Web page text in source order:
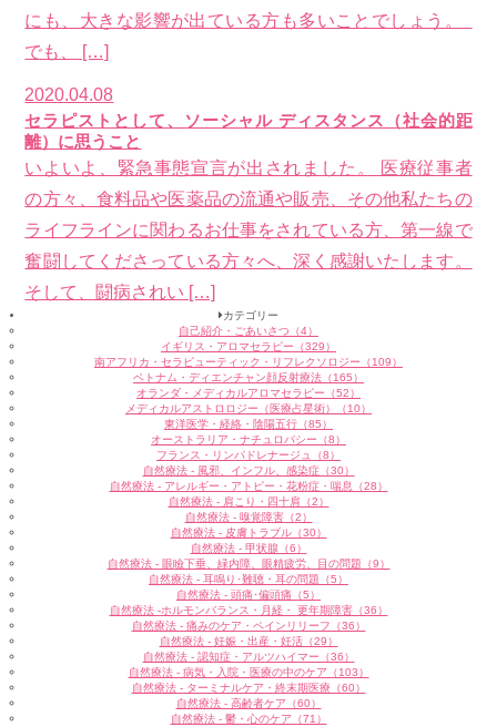
にも、大きな影響が出ている方も多いことでしょう。
でも、 […]
2020.04.08
セラピストとして、ソーシャル ディスタンス（社会的距
離）に思うこと
いよいよ、緊急事態宣言が出されました。 医療従事者
の方々、食料品や医薬品の流通や販売、その他私たちの
ライフラインに関わるお仕事をされている方、第一線で
奮闘してくださっている方々へ、深く感謝いたします。
そして、闘病されい […]
カテゴリー
自己紹介・ごあいさつ（4）
イギリス・アロマセラピー（329）
南アフリカ・セラピューティック・リフレクソロジー（109）
ベトナム・ディエンチャン顔反射療法（165）
オランダ・メディカルアロマセラピー（52）
メディカルアストロロジー（医療占星術）（10）
東洋医学・経絡・陰陽五行（85）
オーストラリア・ナチュロパシー（8）
フランス・リンパドレナージュ（8）
自然療法 - 風邪、インフル、感染症（30）
自然療法 - アレルギー・アトピー・花粉症・喘息（28）
自然療法 - 肩こり・四十肩（2）
自然療法 - 嗅覚障害（2）
自然療法 - 皮膚トラブル（30）
自然療法 - 甲状腺（6）
自然療法 - 眼瞼下垂、緑内障、眼精疲労、目の問題（9）
自然療法 - 耳鳴り･難聴・耳の問題（5）
自然療法 - 頭痛･偏頭痛（5）
自然療法 -ホルモンバランス・月経・ 更年期障害（36）
自然療法 - 痛みのケア・ペインリリーフ（36）
自然療法 - 妊娠・出産・妊活（29）
自然療法 - 認知症・アルツハイマー（36）
自然療法 - 病気・入院・医療の中のケア（103）
自然療法 - ターミナルケア・終末期医療（60）
自然療法 - 高齢者ケア（60）
自然療法 - 鬱・心のケア（71）